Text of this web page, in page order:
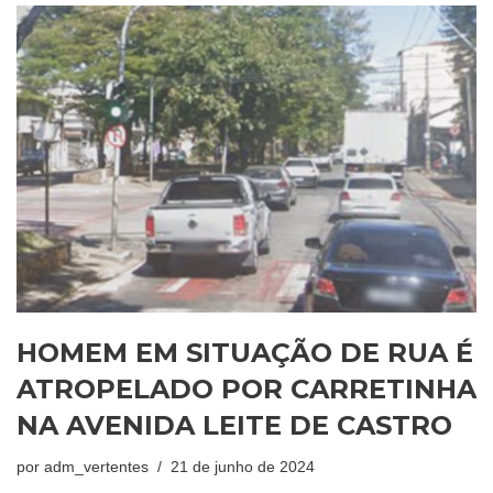
HOMEM EM SITUAÇÃO DE RUA É
ATROPELADO POR CARRETINHA
NA AVENIDA LEITE DE CASTRO
por adm_vertentes 21 de junho de 2024